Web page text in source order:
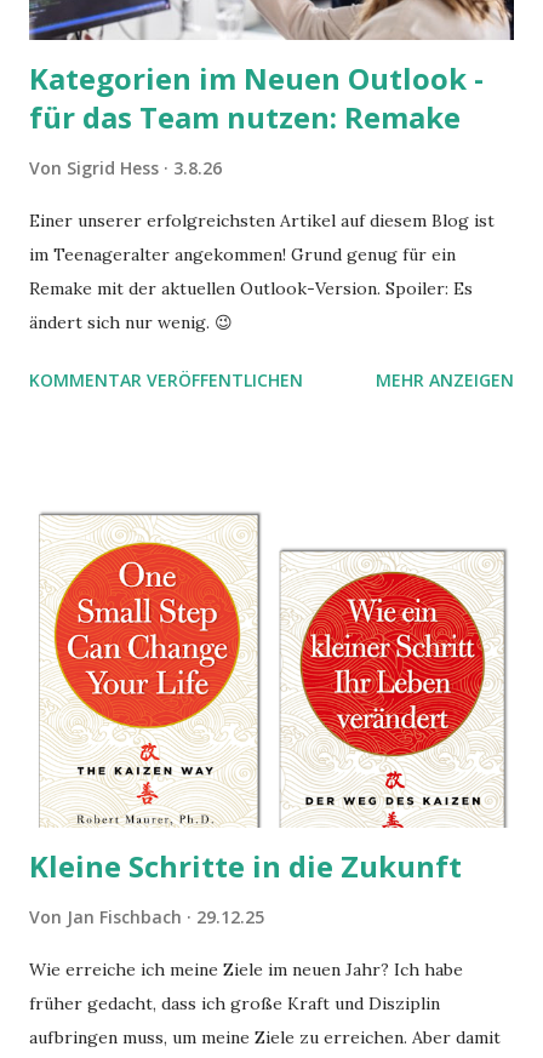
Kategorien im Neuen Outlook -
für das Team nutzen: Remake
Von Sigrid Hess 3.8.26
Einer unserer erfolgreichsten Artikel auf diesem Blog ist
im Teenageralter angekommen! Grund genug für ein
Remake mit der aktuellen Outlook-Version. Spoiler: Es
ändert sich nur wenig. 😉
KOMMENTAR VERÖFFENTLICHEN MEHR ANZEIGEN
Kleine Schritte in die Zukunft
Von Jan Fischbach 29.12.25
Wie erreiche ich meine Ziele im neuen Jahr? Ich habe
früher gedacht, dass ich große Kraft und Disziplin
aufbringen muss, um meine Ziele zu erreichen. Aber damit